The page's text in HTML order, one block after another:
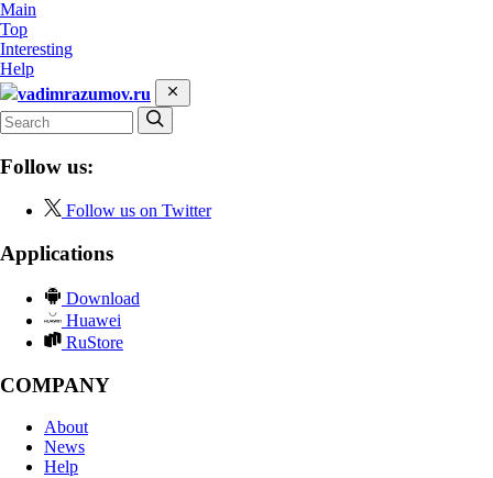
Main
Top
Interesting
Help
vadimrazumov.ru
Follow us:
Follow us on Twitter
Applications
Download
Huawei
RuStore
COMPANY
About
News
Help